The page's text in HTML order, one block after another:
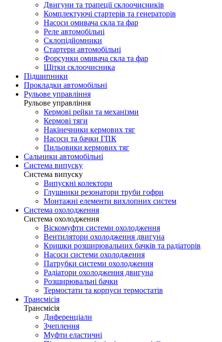
Двигуни та трапеції склоочисників
Комплектуючі стартерів та генераторів
Насоси омивача скла та фар
Реле автомобільні
Склопідйомники
Стартери автомобільні
Форсунки омивача скла та фар
Щітки склоочисника
Підшипники
Прокладки автомобільні
Рульове управління
Рульове управління
Кермові рейки та механізми
Кермові тяги
Накінечники кермових тяг
Насоси та бачки ГПК
Пильовики кермових тяг
Сальники автомобільні
Система випуску
Система випуску
Випускні колектори
Глушники резонатори труби гофри
Монтажні елементи вихлопних систем
Система охолодження
Система охолодження
Віскомуфти системи охолодження
Вентилятори охолодження двигуна
Кришки розширювальних бачків та радіаторів
Насоси системи охолодження
Патрубки системи охолодження
Радіатори охолодження двигуна
Розширювальні бачки
Термостати та корпуси термостатів
Трансмісія
Трансмісія
Диференціали
Зчеплення
Муфти еластичні